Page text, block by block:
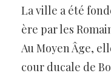
La ville a été
ère par les
Au Moyen Âge,
cour ducale de